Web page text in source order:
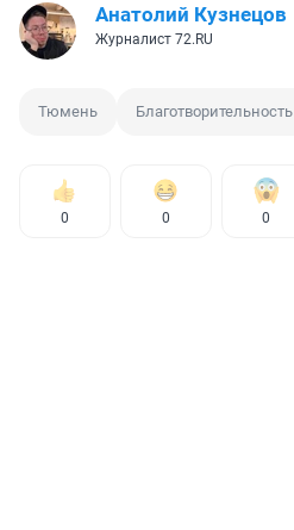
Анатолий Кузнецов
Журналист 72.RU
Тюмень Благотворительность
0 0 0